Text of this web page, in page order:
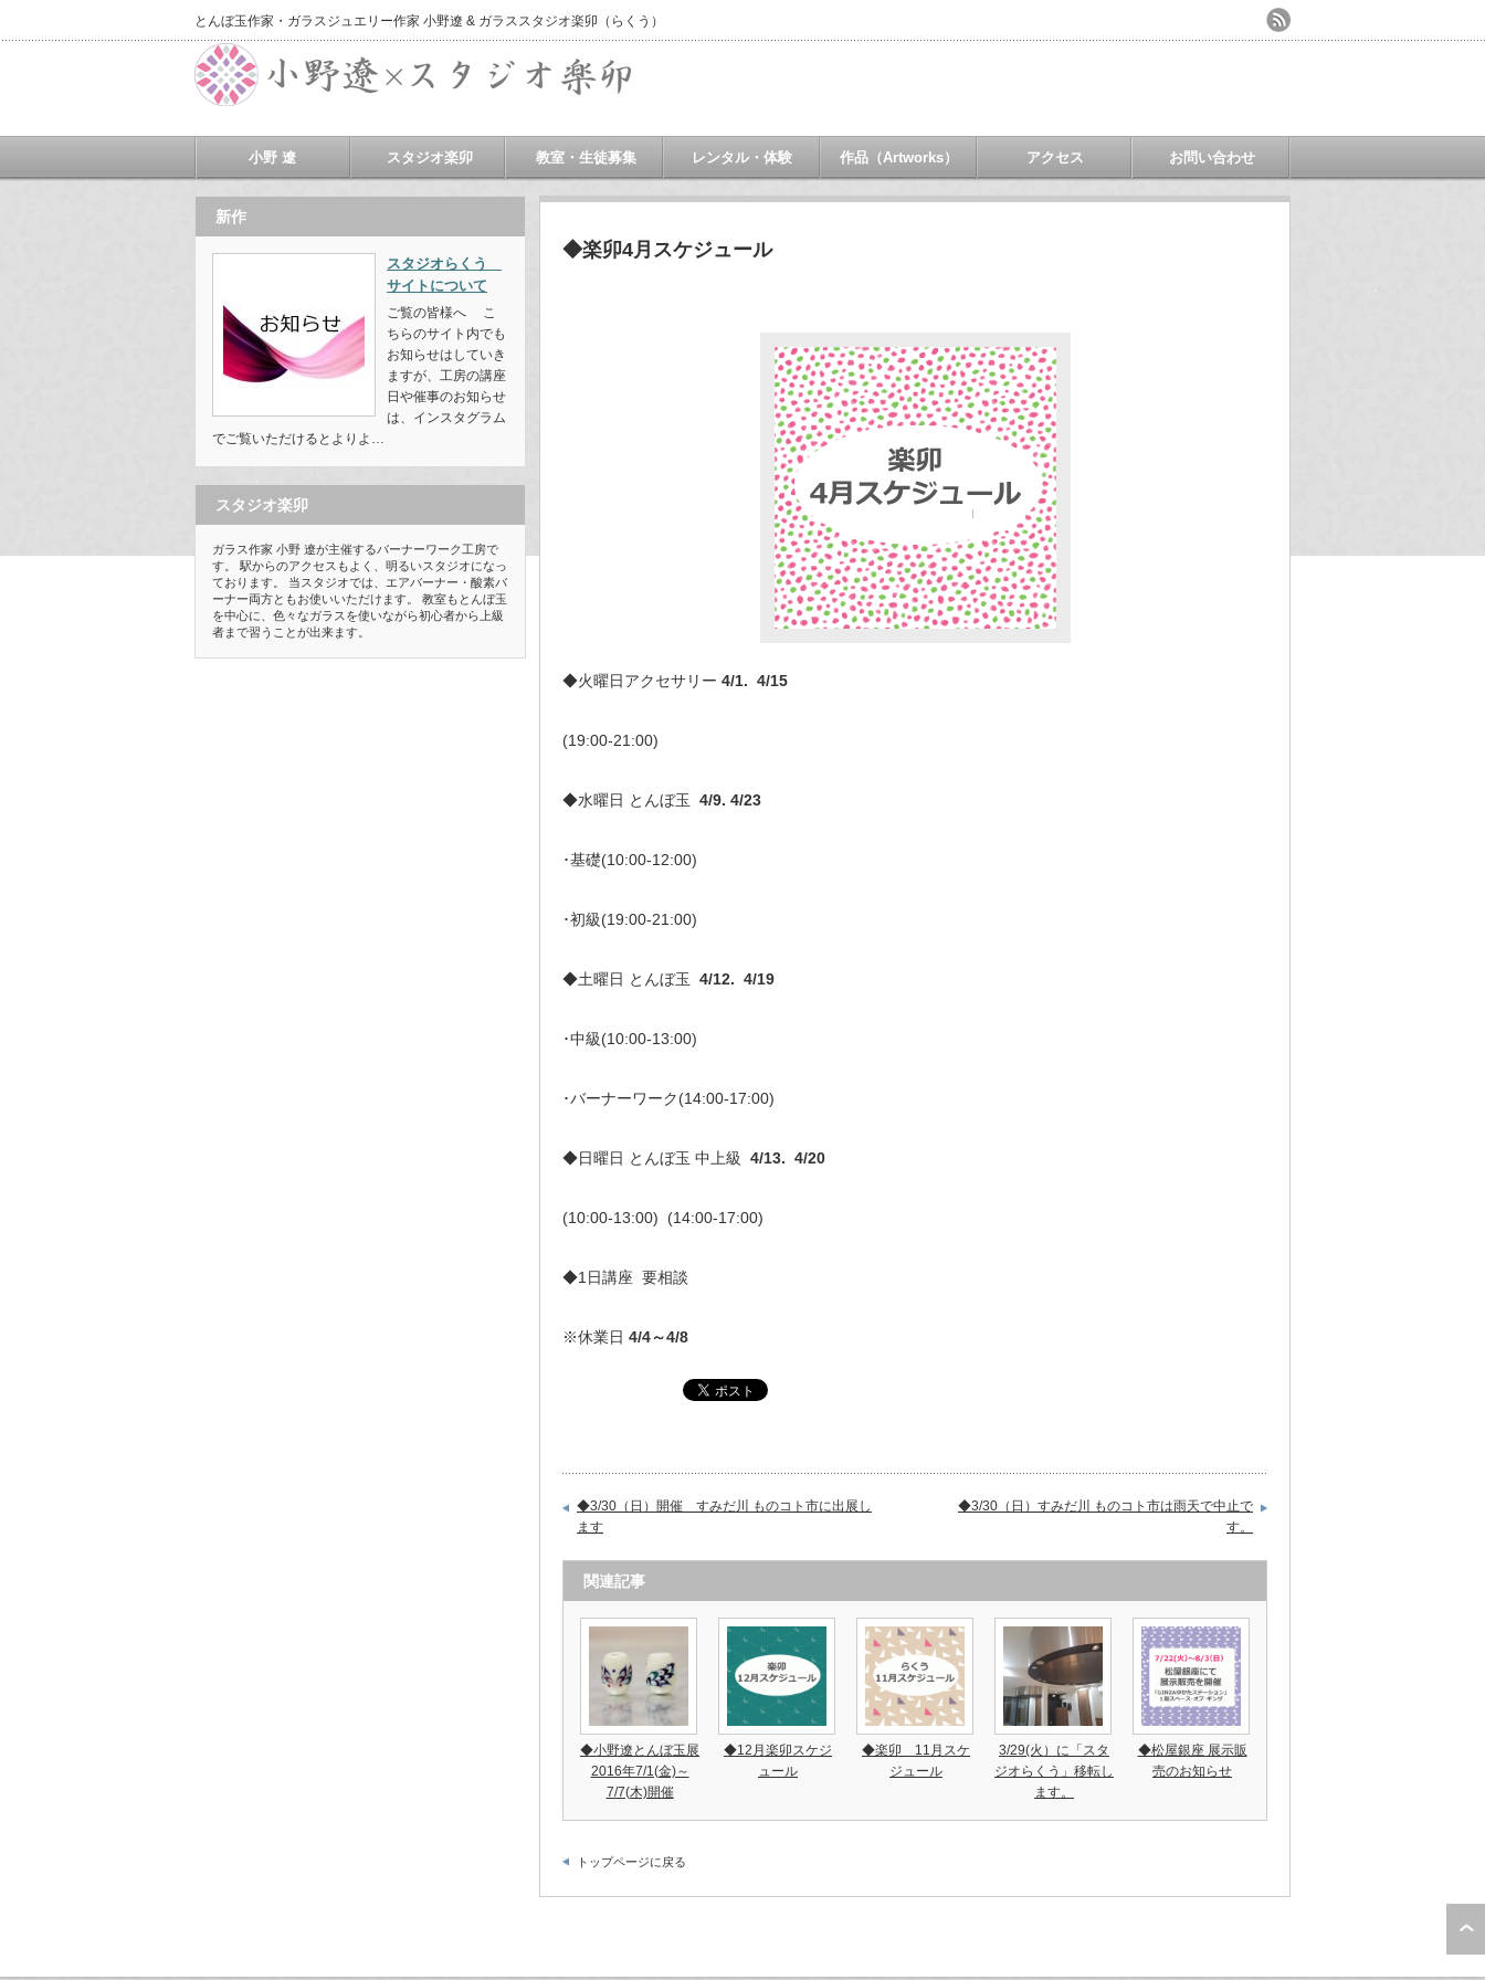
とんぼ玉作家・ガラスジュエリー作家 小野遼 & ガラススタジオ楽卯（らくう）
小野 遼 スタジオ楽卯 教室・生徒募集 レンタル・体験 作品（Artworks） アクセス お問い合わせ
◆楽卯4月スケジュール
◆火曜日アクセサリー 4/1. 4/15
(19:00-21:00)
◆水曜日 とんぼ玉 4/9. 4/23
･基礎(10:00-12:00)
･初級(19:00-21:00)
◆土曜日 とんぼ玉 4/12. 4/19
･中級(10:00-13:00)
･バーナーワーク(14:00-17:00)
◆日曜日 とんぼ玉 中上級 4/13. 4/20
(10:00-13:00) (14:00-17:00)
◆1日講座 要相談
※休業日 4/4～4/8
◆3/30（日）開催 すみだ川 ものコト市に出展し
ます
◆3/30（日）すみだ川 ものコト市は雨天で中止で
す。
関連記事
◆小野遼とんぼ玉展
2016年7/1(金)～
7/7(木)開催
◆12月楽卯スケジ
ュール
◆楽卯 11月スケ
ジュール
3/29(火）に「スタ
ジオらくう」移転し
ます。
◆松屋銀座 展示販
売のお知らせ
トップページに戻る
新作
スタジオらくう
サイトについて
ご覧の皆様へ こ
ちらのサイト内でも
お知らせはしていき
ますが、工房の講座
日や催事のお知らせ
は、インスタグラム
でご覧いただけるとよりよ…
スタジオ楽卯
ガラス作家 小野 遼が主催するバーナーワーク工房で
す。 駅からのアクセスもよく、明るいスタジオになっ
ております。 当スタジオでは、エアバーナー・酸素バ
ーナー両方ともお使いいただけます。 教室もとんぼ玉
を中心に、色々なガラスを使いながら初心者から上級
者まで習うことが出来ます。